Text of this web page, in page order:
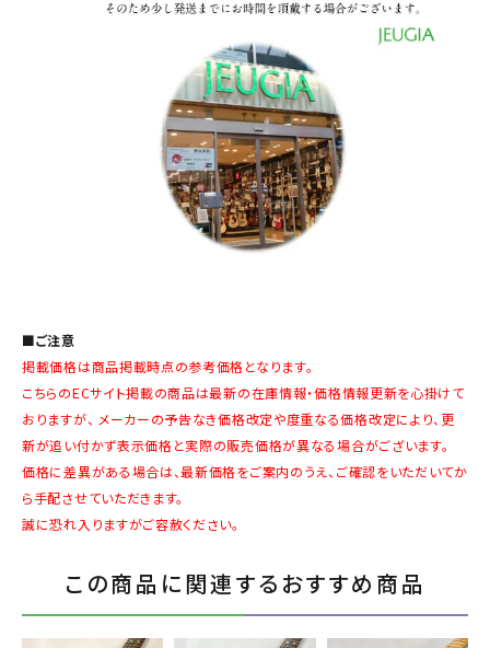
■ご注意
掲載価格は商品掲載時点の参考価格となります。
こちらのECサイト掲載の商品は最新の在庫情報・価格情報更新を心掛けて
おりますが、 メーカーの予告なき価格改定や度重なる価格改定により、更
新が追い付かず表示価格と実際の販売価格が異なる場合がございます。
価格に差異がある場合は、最新価格をご案内のうえ、ご確認をいただいてか
ら手配させていただきます。
誠に恐れ入りますがご容赦ください。
この商品に関連するおすすめ商品